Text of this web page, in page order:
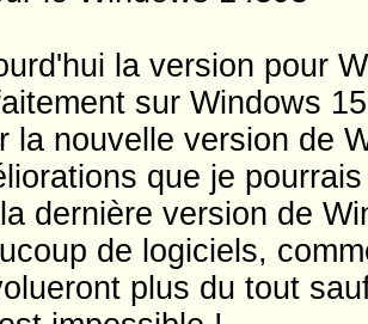
la version pour
sur Windows
la nouvelle version de
que je
dernière version de
de logiciels,
plus du tout